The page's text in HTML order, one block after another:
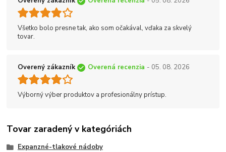
Všetko bolo presne tak, ako som očakával, vďaka za skvelý
tovar.
Overený zákazník Overená recenzia - 05. 08. 2026
Výborný výber produktov a profesionálny prístup.
Tovar zaradený v kategóriách
Expanzné-tlakové nádoby